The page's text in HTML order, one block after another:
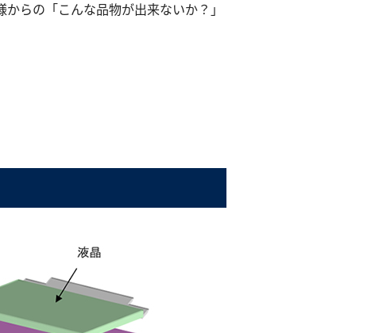
らの「こんな品物が出来ないか？」